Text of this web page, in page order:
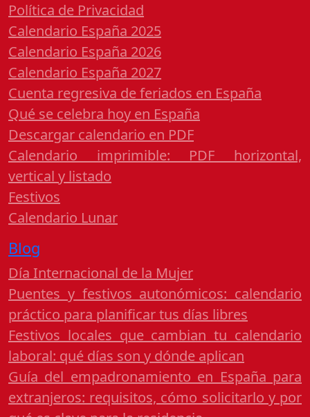
Política de Privacidad
Calendario España 2025
Calendario España 2026
Calendario España 2027
Cuenta regresiva de feriados en España
Qué se celebra hoy en España
Descargar calendario en PDF
Calendario imprimible: PDF horizontal,
vertical y listado
Festivos
Calendario Lunar
Blog
Día Internacional de la Mujer
Puentes y festivos autonómicos: calendario
práctico para planificar tus días libres
Festivos locales que cambian tu calendario
laboral: qué días son y dónde aplican
Guía del empadronamiento en España para
extranjeros: requisitos, cómo solicitarlo y por